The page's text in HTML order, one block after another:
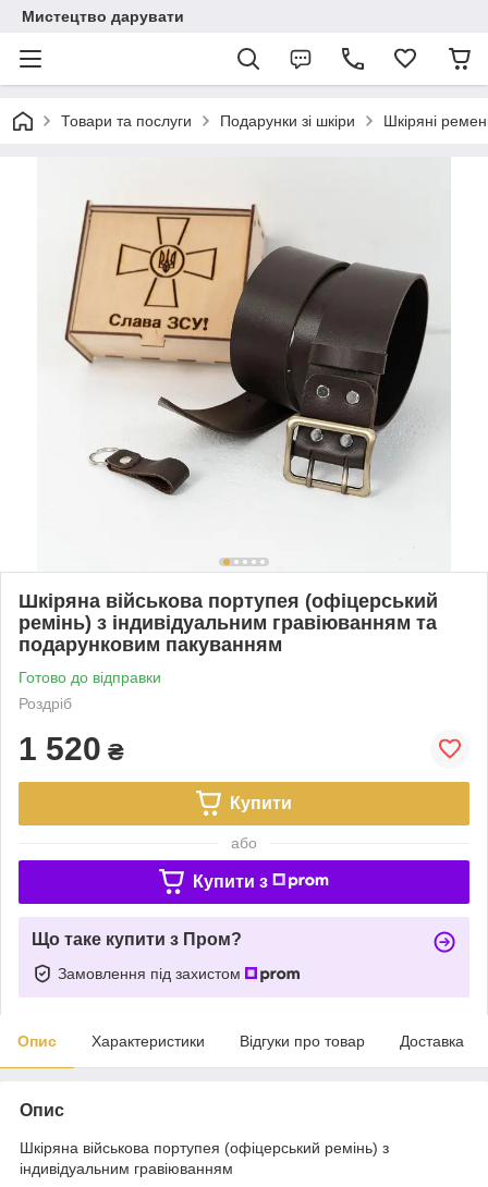
Мистецтво дарувати
Товари та послуги Подарунки зі шкіри Шкіряні
Шкіряна військова портупея (офіцерський
ремінь) з індивідуальним гравіюванням та
подарунковим пакуванням
Готово до відправки
Роздріб
1 520 ₴
Купити
або
Купити з
Що таке купити з Пром?
Замовлення під захистом
Опис Характеристики Відгуки про товар Доставка
Опис
Шкіряна військова портупея (офіцерський ремінь) з
індивідуальним гравіюванням